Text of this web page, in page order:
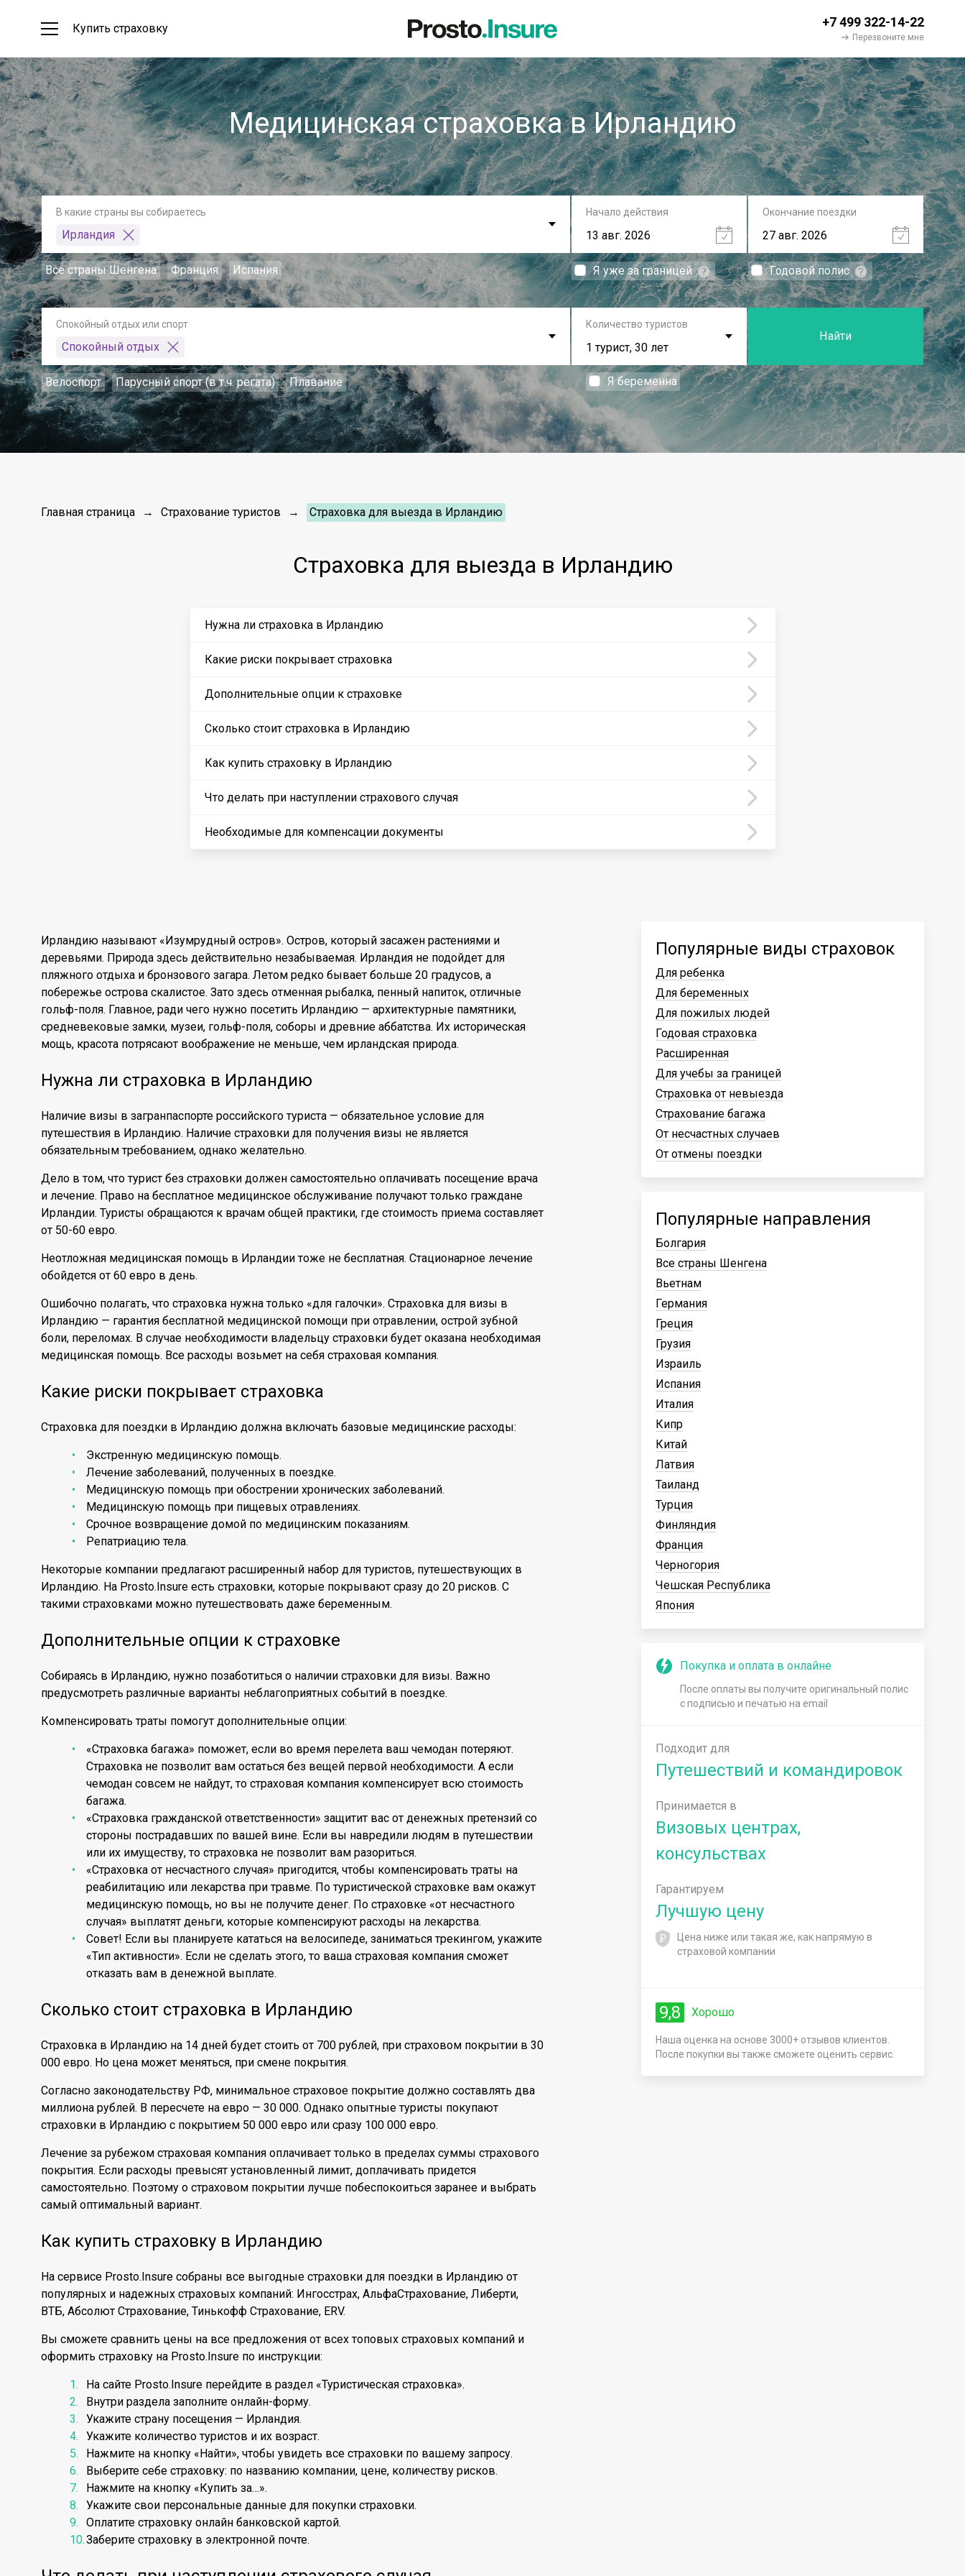
Купить страховку +7 499 322-14-22
Перезвоните мне
Медицинская страховка в Ирландию
В какие страны вы собираетесь
Ирландия
Все страны Шенгена Франция Испания
Начало действия
Я уже за границей
Окончание поездки
Годовой полис
Спокойный отдых или спорт
Спокойный отдых
Велоспорт Парусный спорт (в т.ч. регата) Плавание
Количество туристов
1 турист, 30 лет
Я беременна
Найти
Главная страница Страхование туристов Страховка для выезда в Ирландию
Страховка для выезда в Ирландию
Нужна ли страховка в Ирландию
Какие риски покрывает страховка
Дополнительные опции к страховке
Сколько стоит страховка в Ирландию
Как купить страховку в Ирландию
Что делать при наступлении страхового случая
Необходимые для компенсации документы
Ирландию называют «Изумрудный остров». Остров, который засажен растениями и
деревьями. Природа здесь действительно незабываемая. Ирландия не подойдет для
пляжного отдыха и бронзового загара. Летом редко бывает больше 20 градусов, а
побережье острова скалистое. Зато здесь отменная рыбалка, пенный напиток, отличные
гольф-поля. Главное, ради чего нужно посетить Ирландию — архитектурные памятники,
средневековые замки, музеи, гольф-поля, соборы и древние аббатства. Их историческая
мощь, красота потрясают воображение не меньше, чем ирландская природа.
Нужна ли страховка в Ирландию
Наличие визы в загранпаспорте российского туриста — обязательное условие для
путешествия в Ирландию. Наличие страховки для получения визы не является
обязательным требованием, однако желательно.
Дело в том, что турист без страховки должен самостоятельно оплачивать посещение врача
и лечение. Право на бесплатное медицинское обслуживание получают только граждане
Ирландии. Туристы обращаются к врачам общей практики, где стоимость приема составляет
от 50-60 евро.
Неотложная медицинская помощь в Ирландии тоже не бесплатная. Стационарное лечение
обойдется от 60 евро в день.
Ошибочно полагать, что страховка нужна только «для галочки». Страховка для визы в
Ирландию — гарантия бесплатной медицинской помощи при отравлении, острой зубной
боли, переломах. В случае необходимости владельцу страховки будет оказана необходимая
медицинская помощь. Все расходы возьмет на себя страховая компания.
Какие риски покрывает страховка
Страховка для поездки в Ирландию должна включать базовые медицинские расходы:
Экстренную медицинскую помощь.
Лечение заболеваний, полученных в поездке.
Медицинскую помощь при обострении хронических заболеваний.
Медицинскую помощь при пищевых отравлениях.
Срочное возвращение домой по медицинским показаниям.
Репатриацию тела.
Некоторые компании предлагают расширенный набор для туристов, путешествующих в
Ирландию. На Prosto.Insure есть страховки, которые покрывают сразу до 20 рисков. С
такими страховками можно путешествовать даже беременным.
Дополнительные опции к страховке
Собираясь в Ирландию, нужно позаботиться о наличии страховки для визы. Важно
предусмотреть различные варианты неблагоприятных событий в поездке.
Компенсировать траты помогут дополнительные опции:
«Страховка багажа» поможет, если во время перелета ваш чемодан потеряют.
Страховка не позволит вам остаться без вещей первой необходимости. А если
чемодан совсем не найдут, то страховая компания компенсирует всю стоимость
багажа.
«Страховка гражданской ответственности» защитит вас от денежных претензий со
стороны пострадавших по вашей вине. Если вы навредили людям в путешествии
или их имуществу, то страховка не позволит вам разориться.
«Страховка от несчастного случая» пригодится, чтобы компенсировать траты на
реабилитацию или лекарства при травме. По туристической страховке вам окажут
медицинскую помощь, но вы не получите денег. По страховке «от несчастного
случая» выплатят деньги, которые компенсируют расходы на лекарства.
Совет! Если вы планируете кататься на велосипеде, заниматься трекингом, укажите
«Тип активности». Если не сделать этого, то ваша страховая компания сможет
отказать вам в денежной выплате.
Сколько стоит страховка в Ирландию
Страховка в Ирландию на 14 дней будет стоить от 700 рублей, при страховом покрытии в 30
000 евро. Но цена может меняться, при смене покрытия.
Согласно законодательству РФ, минимальное страховое покрытие должно составлять два
миллиона рублей. В пересчете на евро — 30 000. Однако опытные туристы покупают
страховки в Ирландию с покрытием 50 000 евро или сразу 100 000 евро.
Лечение за рубежом страховая компания оплачивает только в пределах суммы страхового
покрытия. Если расходы превысят установленный лимит, доплачивать придется
самостоятельно. Поэтому о страховом покрытии лучше побеспокоиться заранее и выбрать
самый оптимальный вариант.
Как купить страховку в Ирландию
На сервисе Prosto.Insure собраны все выгодные страховки для поездки в Ирландию от
популярных и надежных страховых компаний: Ингосстрах, АльфаСтрахование, Либерти,
ВТБ, Абсолют Страхование, Тинькофф Страхование, ERV.
Вы сможете сравнить цены на все предложения от всех топовых страховых компаний и
оформить страховку на Prosto.Insure по инструкции:
На сайте Prosto.Insure перейдите в раздел «Туристическая страховка».
Внутри раздела заполните онлайн-форму.
Укажите страну посещения — Ирландия.
Укажите количество туристов и их возраст.
Нажмите на кнопку «Найти», чтобы увидеть все страховки по вашему запросу.
Выберите себе страховку: по названию компании, цене, количеству рисков.
Нажмите на кнопку «Купить за…».
Укажите свои персональные данные для покупки страховки.
Оплатите страховку онлайн банковской картой.
Заберите страховку в электронной почте.
Популярные виды страховок
Для ребенка
Для беременных
Для пожилых людей
Годовая страховка
Расширенная
Для учебы за границей
Страховка от невыезда
Страхование багажа
От несчастных случаев
От отмены поездки
Популярные направления
Болгария
Все страны Шенгена
Вьетнам
Германия
Греция
Грузия
Израиль
Испания
Италия
Кипр
Китай
Латвия
Таиланд
Турция
Финляндия
Франция
Черногория
Чешская Республика
Япония
Покупка и оплата в онлайне
После оплаты вы получите оригинальный полис
с подписью и печатью на email
Подходит для
Путешествий и командировок
Принимается в
Визовых центрах,
консульствах
Гарантируем
Лучшую цену
Цена ниже или такая же, как напрямую в
страховой компании
9,8 Хорошо
Наша оценка на основе 3000+ отзывов клиентов.
После покупки вы также сможете оценить сервис.